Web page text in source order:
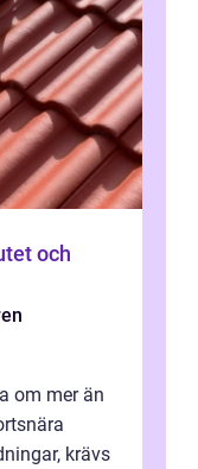
om mer än
krävs